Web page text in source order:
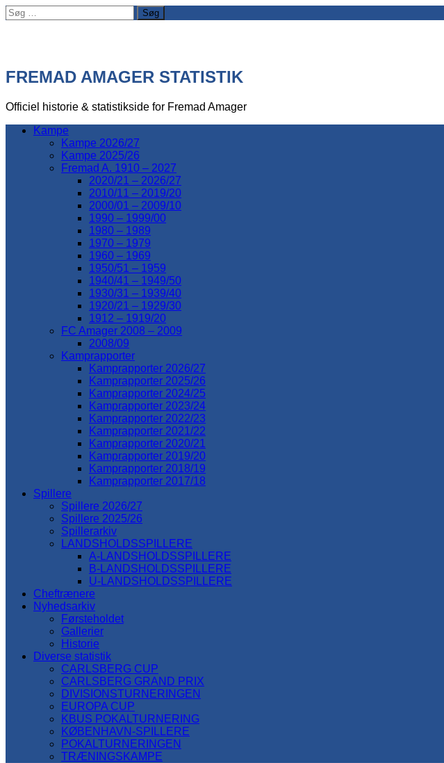
Søg
efter:
FREMAD AMAGER STATISTIK
Officiel historie & statistikside for Fremad Amager
Kampe
Kampe 2026/27
Kampe 2025/26
Fremad A. 1910 – 2027
2020/21 – 2026/27
2010/11 – 2019/20
2000/01 – 2009/10
1990 – 1999/00
1980 – 1989
1970 – 1979
1960 – 1969
1950/51 – 1959
1940/41 – 1949/50
1930/31 – 1939/40
1920/21 – 1929/30
1912 – 1919/20
FC Amager 2008 – 2009
2008/09
Kamprapporter
Kamprapporter 2026/27
Kamprapporter 2025/26
Kamprapporter 2024/25
Kamprapporter 2023/24
Kamprapporter 2022/23
Kamprapporter 2021/22
Kamprapporter 2020/21
Kamprapporter 2019/20
Kamprapporter 2018/19
Kamprapporter 2017/18
Spillere
Spillere 2026/27
Spillere 2025/26
Spillerarkiv
LANDSHOLDSSPILLERE
A-LANDSHOLDSSPILLERE
B-LANDSHOLDSSPILLERE
U-LANDSHOLDSSPILLERE
Cheftrænere
Nyhedsarkiv
Førsteholdet
Gallerier
Historie
Diverse statistik
CARLSBERG CUP
CARLSBERG GRAND PRIX
DIVISIONSTURNERINGEN
EUROPA CUP
KBUS POKALTURNERING
KØBENHAVN-SPILLERE
POKALTURNERINGEN
TRÆNINGSKAMPE